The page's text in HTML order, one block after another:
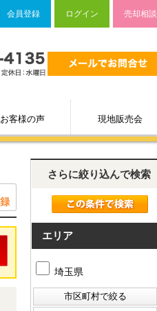
会員登録 ログイン 売却相談
お客様の声 現地販売会
さらに絞り込んで検索
エリア
埼玉県